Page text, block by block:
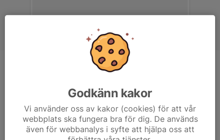
Godkänn kakor
Vi använder oss av kakor (cookies) för att vår
webbplats ska fungera bra för dig. De används
även för webbanalys i syfte att hjälpa oss att